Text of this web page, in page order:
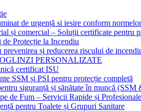
de urgență si iesire conform
și comercial – Soluții certificate pentru
Protecție la Incendiu
și reducerea riscului de
PERSONALIZATE
certificat ISU
SSM și PSI pentru protecție completă
siguranță și sănătate în muncă (SSM
de Fum – Servicii Rapide și Profesionale
pentru Toalete și Grupuri Sanitare